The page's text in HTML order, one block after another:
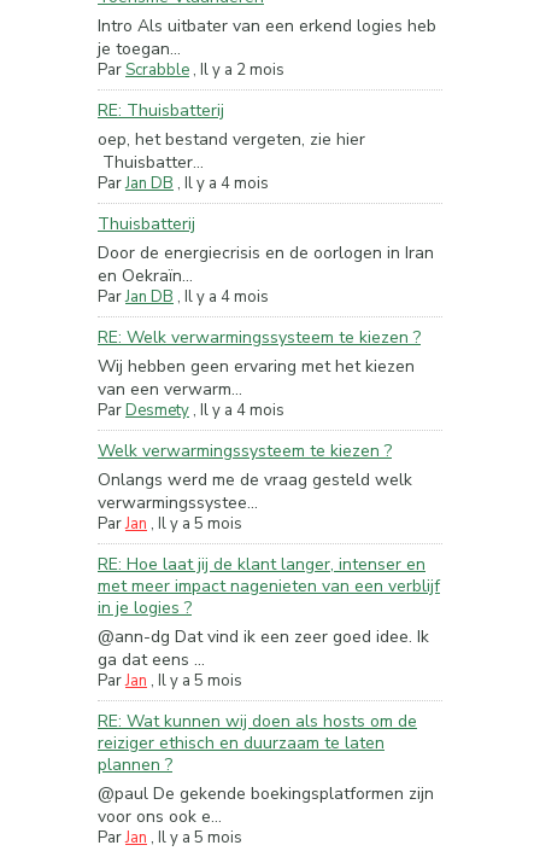
Intro Als uitbater van een erkend logies heb
je toegan...
ParScrabble , Il y a 2 mois
RE: Thuisbatterij
oep, het bestand vergeten, zie hier
Thuisbatter...
ParJan DB , Il y a 4 mois
Thuisbatterij
Door de energiecrisis en de oorlogen in Iran
en Oekraïn...
ParJan DB , Il y a 4 mois
RE: Welk verwarmingssysteem te kiezen ?
Wij hebben geen ervaring met het kiezen
van een verwarm...
ParDesmety , Il y a 4 mois
Welk verwarmingssysteem te kiezen ?
Onlangs werd me de vraag gesteld welk
verwarmingssystee...
ParJan , Il y a 5 mois
RE: Hoe laat jij de klant langer, intenser en
met meer impact nagenieten van een verblijf
in je logies ?
@ann-dg Dat vind ik een zeer goed idee. Ik
ga dat eens ...
ParJan , Il y a 5 mois
RE: Wat kunnen wij doen als hosts om de
reiziger ethisch en duurzaam te laten
plannen ?
@paul De gekende boekingsplatformen zijn
voor ons ook e...
ParJan , Il y a 5 mois